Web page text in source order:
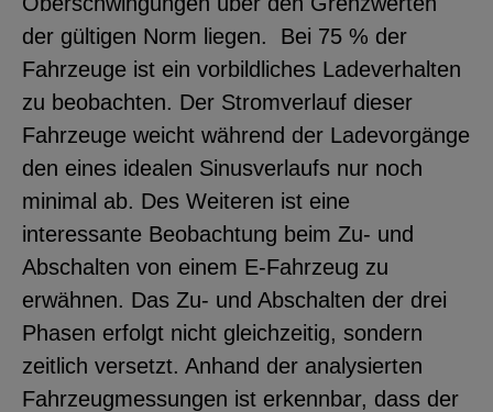
der gültigen Norm liegen. Bei 75 % der
Fahrzeuge ist ein vorbildliches Ladeverhalten
zu beobachten. Der Stromverlauf dieser
Fahrzeuge weicht während der Ladevorgänge
den eines idealen Sinusverlaufs nur noch
minimal ab. Des Weiteren ist eine
interessante Beobachtung beim Zu- und
Abschalten von einem E-Fahrzeug zu
erwähnen. Das Zu- und Abschalten der drei
Phasen erfolgt nicht gleichzeitig, sondern
zeitlich versetzt. Anhand der analysierten
Fahrzeugmessungen ist erkennbar, dass der